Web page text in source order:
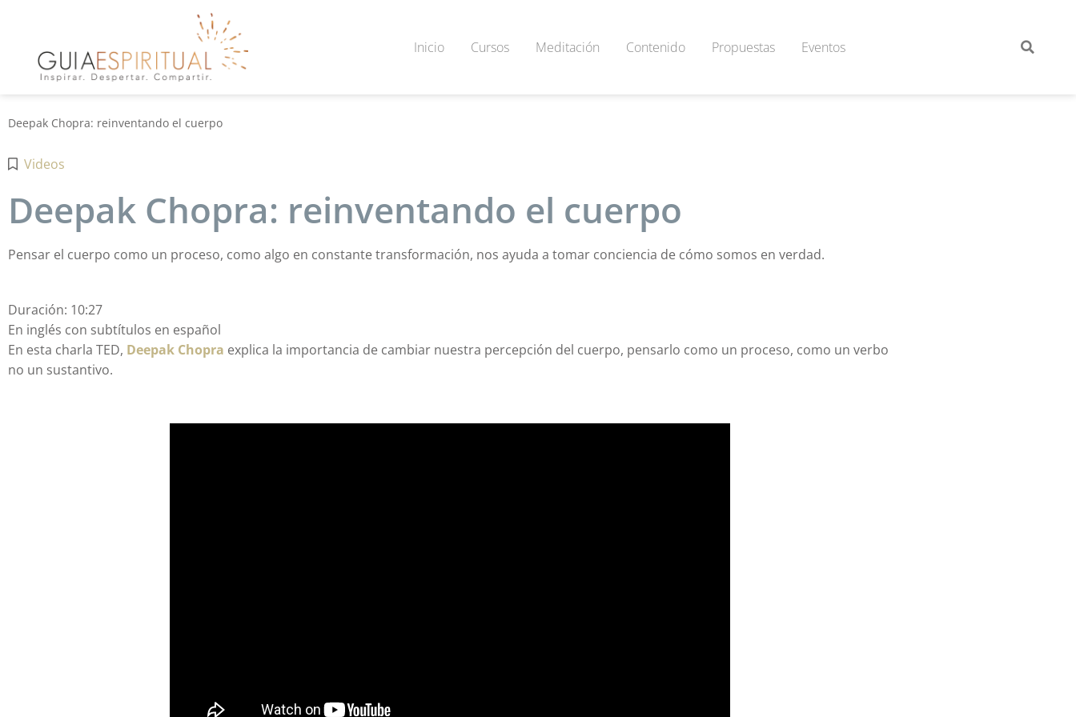
Inicio Cursos Meditación Contenido Propuestas Eventos
Deepak Chopra: reinventando el cuerpo
Videos
Deepak Chopra: reinventando el cuerpo
Pensar el cuerpo como un proceso, como algo en constante transformación, nos ayuda a tomar conciencia de cómo somos en verdad.
Duración: 10:27
En inglés con subtítulos en español
En esta charla TED, Deepak Chopra explica la importancia de cambiar nuestra percepción del cuerpo, pensarlo como un proceso, como un verbo
no un sustantivo.